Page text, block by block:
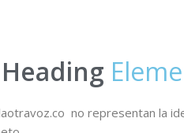
Heading
no representan la